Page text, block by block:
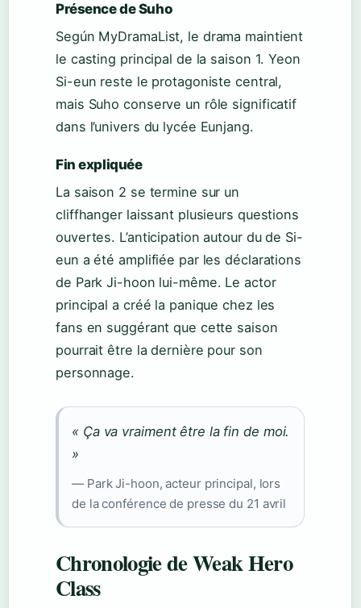
Présence de Suho
Según MyDramaList, le drama maintient
le casting principal de la saison 1. Yeon
Si-eun reste le protagoniste central,
mais Suho conserve un rôle significatif
dans l’univers du lycée Eunjang.
Fin expliquée
La saison 2 se termine sur un
cliffhanger laissant plusieurs questions
ouvertes. L’anticipation autour du de Si-
eun a été amplifiée par les déclarations
de Park Ji-hoon lui-même. Le actor
principal a créé la panique chez les
fans en suggérant que cette saison
pourrait être la dernière pour son
personnage.
« Ça va vraiment être la fin de moi.
»
— Park Ji-hoon, acteur principal, lors
de la conférence de presse du 21 avril
Chronologie de Weak Hero
Class